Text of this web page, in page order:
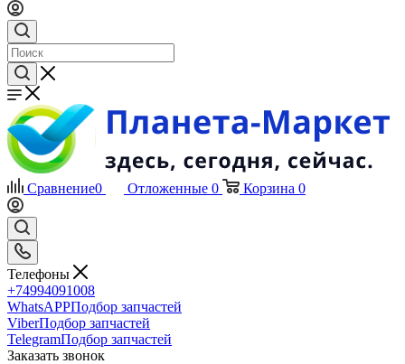
Сравнение0 Отложенные 0 Корзина 0
Телефоны
+74994091008
WhatsAPPПодбор запчастей
ViberПодбор запчастей
TelegramПодбор запчастей
Заказать звонок